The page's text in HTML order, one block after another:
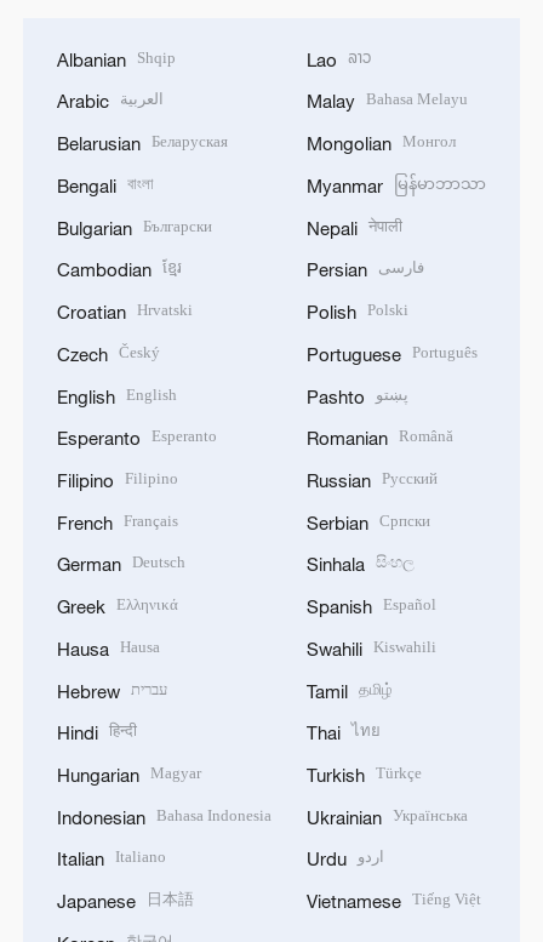
Albanian Shqip
Arabic العربية
Belarusian Беларуская
Bengali বাংলা
Bulgarian Български
Cambodian ខ្មែរ
Croatian Hrvatski
Czech Český
English English
Esperanto Esperanto
Filipino Filipino
French Français
German Deutsch
Greek Ελληνικά
Hausa Hausa
Hebrew עברית
Hindi हिन्दी
Hungarian Magyar
Indonesian Bahasa Indonesia
Italian Italiano
Japanese 日本語
Lao ລາວ
Malay Bahasa Melayu
Mongolian Монгол
Myanmar မြန်မာဘာသာ
Nepali नेपाली
Persian فارسی
Polish Polski
Portuguese Português
Pashto پښتو
Romanian Română
Russian Русский
Serbian Српски
Sinhala සිංහල
Spanish Español
Swahili Kiswahili
Tamil தமிழ்
Thai ไทย
Turkish Türkçe
Ukrainian Українська
Urdu اردو
Vietnamese Tiếng Việt